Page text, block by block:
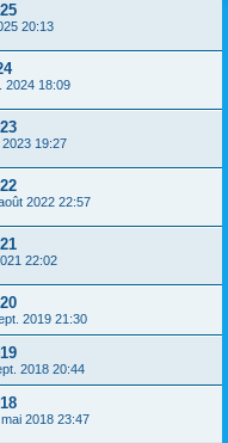
20:13
2024 18:09
19:27
2022 22:57
22:02
2019 21:30
2018 20:44
2018 23:47